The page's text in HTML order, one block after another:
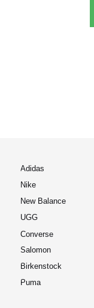
2022-2026 © OUTFIT.ITEM